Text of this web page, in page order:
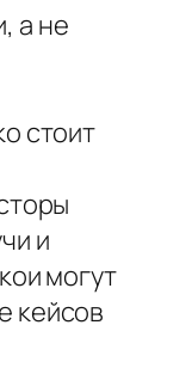
а не
стоит
и
могут
кейсов